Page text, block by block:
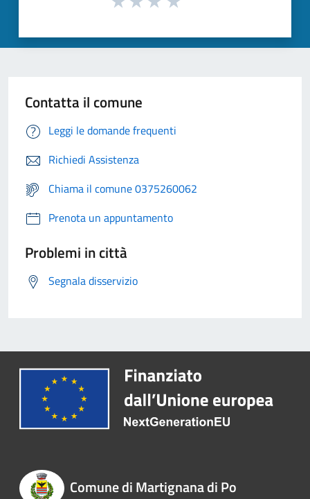
Contatta il comune
Leggi le domande frequenti
Richiedi Assistenza
Chiama il comune 0375260062
Prenota un appuntamento
Problemi in città
Segnala disservizio
Comune di Martignana di Po